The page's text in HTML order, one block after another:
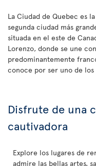
La Ciudad de Quebec es
segunda ciudad más
situada en el este de
Lorenzo, donde se une
predominantemente
conoce por ser uno de los
Disfrute de una
cautivadora
Explore los lugares de
admire las bellas artes,